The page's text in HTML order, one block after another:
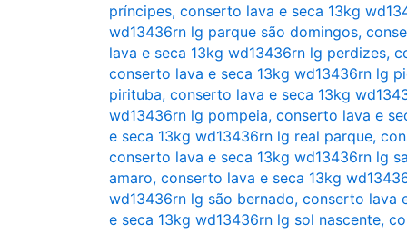
príncipes, conserto lava e seca 13kg
wd13436rn lg parque são domingos,
lava e seca 13kg wd13436rn lg perdizes,
conserto lava e seca 13kg wd13436rn lg
pirituba, conserto lava e seca 13kg
wd13436rn lg pompeia, conserto lava e
e seca 13kg wd13436rn lg real parque,
conserto lava e seca 13kg wd13436rn lg
amaro, conserto lava e seca 13kg
wd13436rn lg são bernado, conserto lava
e seca 13kg wd13436rn lg sol nascente,